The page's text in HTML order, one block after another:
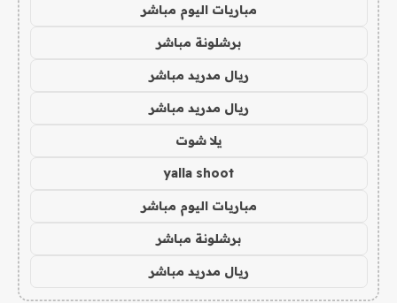
مباريات اليوم مباشر
برشلونة مباشر
ريال مدريد مباشر
ريال مدريد مباشر
يلا شوت
yalla shoot
مباريات اليوم مباشر
برشلونة مباشر
ريال مدريد مباشر